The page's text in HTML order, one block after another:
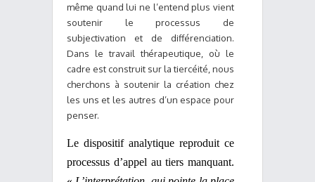
même quand lui ne l’entend plus vient
soutenir le processus de
subjectivation et de différenciation.
Dans le travail thérapeutique, où le
cadre est construit sur la tiercéité, nous
cherchons à soutenir la création chez
les uns et les autres d’un espace pour
penser.
Le dispositif analytique reproduit ce
processus d’appel au tiers manquant.